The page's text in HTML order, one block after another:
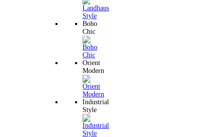
Boho
Chic
Orient
Modern
Industrial
Style